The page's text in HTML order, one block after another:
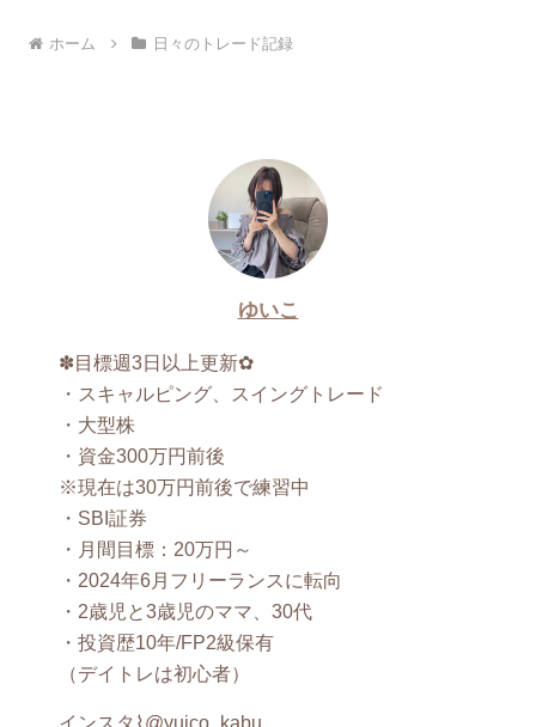
ホーム 日々のトレード記録
ゆいこ
✽目標週3日以上更新✿
・スキャルピング、スイングトレード
・大型株
・資金300万円前後
※現在は30万円前後で練習中
・SBI証券
・月間目標：20万円～
・2024年6月フリーランスに転向
・2歳児と3歳児のママ、30代
・投資歴10年/FP2級保有
（デイトレは初心者）
インスタ⌇@yuico_kabu